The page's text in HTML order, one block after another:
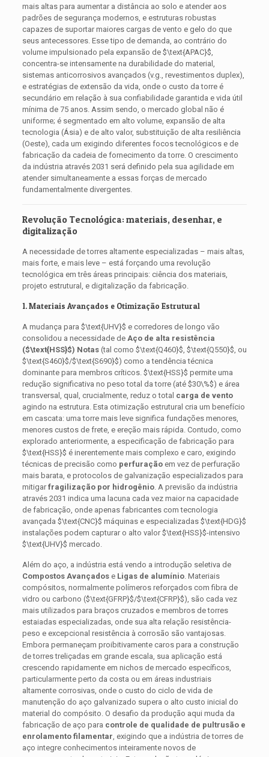
mais altas para aumentar a distância ao solo e atender aos
padrões de segurança modernos, e estruturas robustas
capazes de suportar maiores cargas de vento e gelo do que
seus antecessores. Esse tipo de demanda, ao contrário do
volume impulsionado pela expansão de $\text{APAC}$
concentra-se intensamente na durabilidade do material,
sistemas anticorrosivos avançados (v.g., revestimentos duplex),
e estratégias de extensão da vida, onde o custo da torre é
secundário em relação à sua confiabilidade garantida e vida útil
mínima de 75 anos. Assim sendo, o mercado global não é
uniforme; é segmentado em alto volume, expansão de alta
tecnologia (Ásia) e de alto valor, substituição de alta resiliência
(Oeste), cada um exigindo diferentes focos tecnológicos e de
fabricação da cadeia de fornecimento da torre. O crescimento
da indústria através 2031 será definido pela sua agilidade em
atender simultaneamente a essas forças de mercado
fundamentalmente divergentes.
Revolução Tecnológica: materiais, desenhar, e
digitalização
A necessidade de torres altamente especializadas – mais altas,
mais forte, e mais leve – está forçando uma revolução
tecnológica em três áreas principais: ciência dos materiais,
projeto estrutural, e digitalização da fabricação.
1. Materiais Avançados e Otimização Estrutural
A mudança para $\text{UHV}$ e corredores de longo vão
consolidou a necessidade de Aço de alta resistência
($\text{HSS}$) Notas(tal como $\text{Q460}$ $\text{Q550}$ , ou
$\text{S460}$/$\text{S690}$) como a tendência técnica
dominante para membros críticos. $\text{HSS}$ permite uma
redução significativa no peso total da torre (até $30\%$) e área
transversal, qual, crucialmente, reduz o total carga de vento
agindo na estrutura. Esta otimização estrutural cria um benefício
em cascata: uma torre mais leve significa fundações menores,
menores custos de frete, e ereção mais rápida. Contudo, como
explorado anteriormente, a especificação de fabricação para
$\text{HSS}$ é inerentemente mais complexo e caro, exigindo
técnicas de precisão como perfuraçãoem vez de perfuração
mais barata, e protocolos de galvanização especializados para
mitigarfragilização por hidrogênio. A previsão da indústria
através 2031 indica uma lacuna cada vez maior na capacidade
de fabricação, onde apenas fabricantes com tecnologia
avançada $\text{CNC}$ máquinas e especializadas $\text{HDG}$
instalações podem capturar o alto valor$\text{HSS}$-intensivo
$\text{UHV}$ mercado.
Além do aço, a indústria está vendo a introdução seletiva de
Compostos Avançadose Ligas de alumínio. Materiais
compósitos, normalmente polímeros reforçados com fibra de
vidro ou carbono ($\text{GFRP}$/$\text{CFRP}$), são cada vez
mais utilizados para braços cruzados e membros de torres
estaiadas especializadas, onde sua alta relação resistência-
peso e excepcional resistência à corrosão são vantajosas.
Embora permaneçam proibitivamente caros para a construção
de torres treliçadas em grande escala, sua aplicação está
crescendo rapidamente em nichos de mercado específicos,
particularmente perto da costa ou em áreas industriais
altamente corrosivas, onde o custo do ciclo de vida de
manutenção do aço galvanizado supera o alto custo inicial do
material do compósito. O desafio da produção aqui muda da
fabricação de aço para controle de qualidade de pultrusão e
enrolamento filamentar , exigindo que a indústria de torres de
aço integre conhecimentos inteiramente novos de